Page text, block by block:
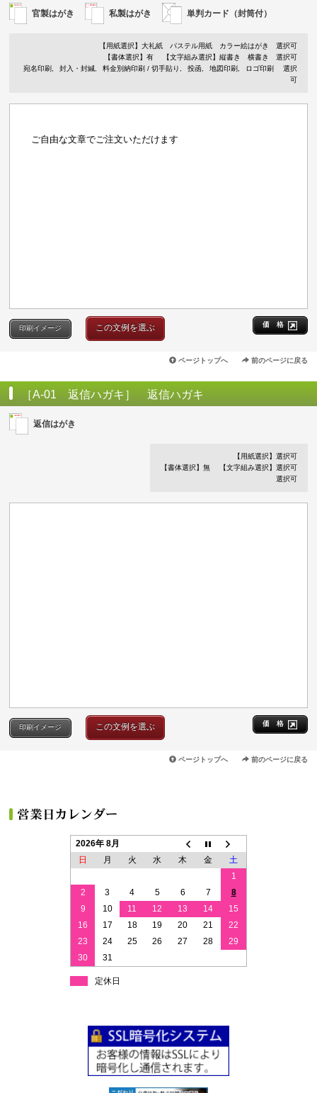
官製はがき 私製はがき 単判カード（封筒付）
【用紙選択】 大礼紙 パステル用紙 カラー絵はがき
選択可
【書体選択】有
【文字組み選択】縦書き 横書き 選択可
宛名印刷
封入・封緘 料金別納印刷 / 切手貼り 投函 地図印刷 ロゴ印刷
選択
可
ご自由な文章でご注文いただけます
価 格
印刷イメージ この文例を選ぶ
ページトップへ 前のページに戻る
［A-01 返信ハガキ］ 返信ハガキ
返信はがき
【用紙選択】選択可
【書体選択】無
【文字組み選択】選択可
選択可
価 格
印刷イメージ この文例を選ぶ
ページトップへ 前のページに戻る
2026年 8月
日
月 火 水 木 金
土
1
2
3 4 5 6 7
8
9
10 11 12 13 14
15
16
17 18 19 20 21
22
23
24 25 26 27 28
29
30
31
定休日